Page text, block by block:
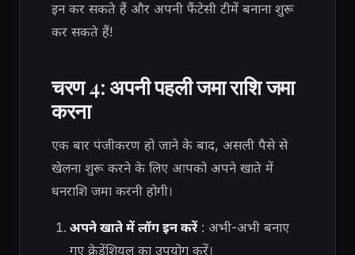
इन कर सकते हैं और अपनी फैंटेसी टीमें बनाना शुरू
कर सकते हैं!
चरण 4: अपनी पहली जमा राशि जमा
करना
एक बार पंजीकरण हो जाने के बाद, असली पैसे से
खेलना शुरू करने के लिए आपको अपने खाते में
धनराशि जमा करनी होगी।
अपने खाते में लॉग इन करें: अभी-अभी बनाए
गए क्रेडेंशियल का उपयोग करें।